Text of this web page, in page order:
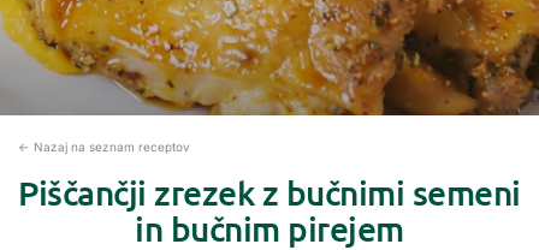
← Nazaj na seznam receptov
Piščančji zrezek z bučnimi semeni
in bučnim pirejem